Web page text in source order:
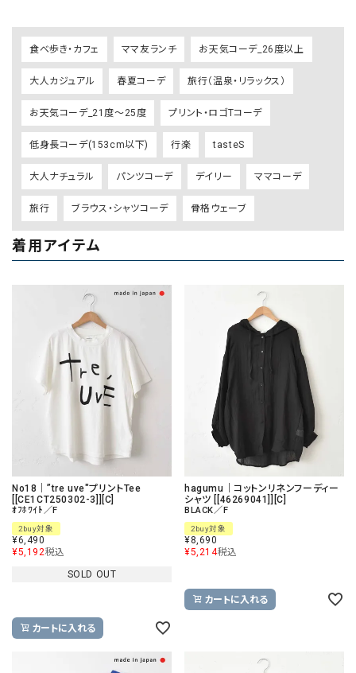
食べ歩き・カフェ ママ友ランチ お天気コーデ_26度以上
大人カジュアル 春夏コーデ 旅行（温泉・リラックス）
お天気コーデ_21度～25度 プリント・ロゴTコーデ
低身長コーデ(153cm以下) 行楽 tasteS
大人ナチュラル パンツコーデ デイリー ママコーデ
旅行 ブラウス・シャツコーデ 骨格ウェーブ
着用アイテム
No18｜”tre uve"プリントTee
[[CE1CT250302-3]][C]
ｵﾌﾎﾜｲﾄ／F
2buy対象
¥6,490
¥5,192税込
SOLD OUT
カートに入れる
hagumu｜コットンリネンフーディー
シャツ [[46269041]][C]
BLACK／F
2buy対象
¥8,690
¥5,214税込
カートに入れる